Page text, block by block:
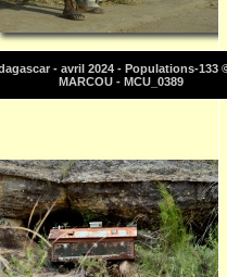
- avril 2024 - Populations-133
MARCOU - MCU_0389